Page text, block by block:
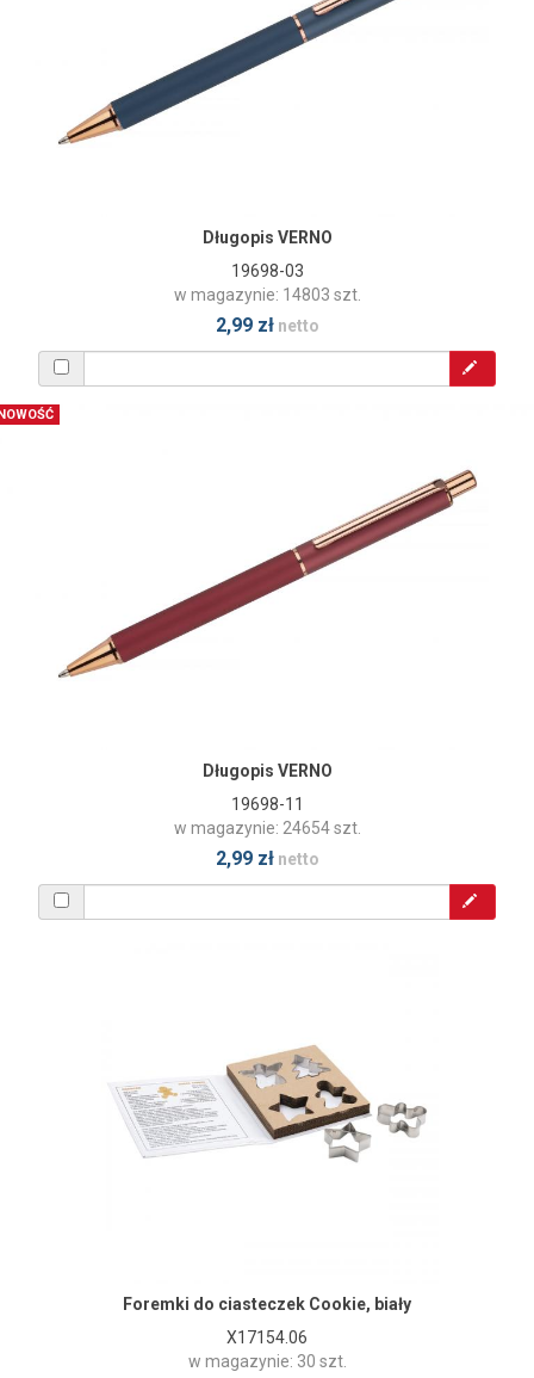
Długopis VERNO
19698-03
w magazynie: 14803 szt.
2,99 złnetto
Długopis VERNO
19698-11
w magazynie: 24654 szt.
2,99 złnetto
Foremki do ciasteczek Cookie, biały
X17154.06
w magazynie: 30 szt.